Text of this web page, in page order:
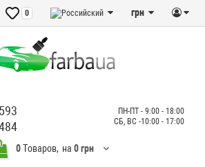
грн
0
ПН-ПТ - 9:00 - 18:00
СБ, ВС -10:00 - 17:00
0Tоваров, на 0 грн